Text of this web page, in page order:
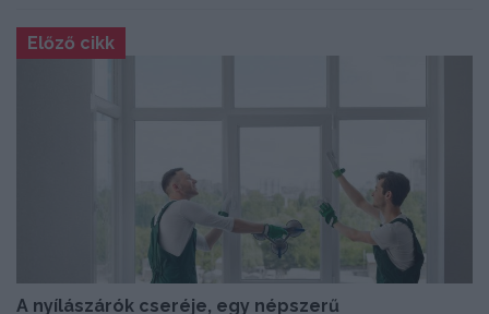
Előző cikk
A nyílászárók cseréje, egy népszerű